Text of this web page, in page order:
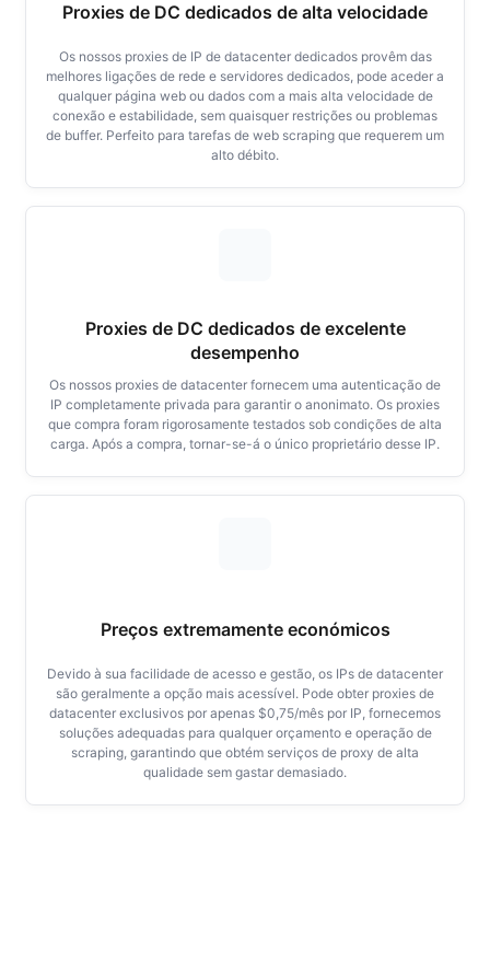
Proxies de DC dedicados de alta velocidade
Os nossos proxies de IP de datacenter dedicados provêm das
melhores ligações de rede e servidores dedicados, pode aceder a
qualquer página web ou dados com a mais alta velocidade de
conexão e estabilidade, sem quaisquer restrições ou problemas
de buffer. Perfeito para tarefas de web scraping que requerem um
alto débito.
Proxies de DC dedicados de excelente
desempenho
Os nossos proxies de datacenter fornecem uma autenticação de
IP completamente privada para garantir o anonimato. Os proxies
que compra foram rigorosamente testados sob condições de alta
carga. Após a compra, tornar-se-á o único proprietário desse IP.
Preços extremamente económicos
Devido à sua facilidade de acesso e gestão, os IPs de datacenter
são geralmente a opção mais acessível. Pode obter proxies de
datacenter exclusivos por apenas $0,75/mês por IP, fornecemos
soluções adequadas para qualquer orçamento e operação de
scraping, garantindo que obtém serviços de proxy de alta
qualidade sem gastar demasiado.